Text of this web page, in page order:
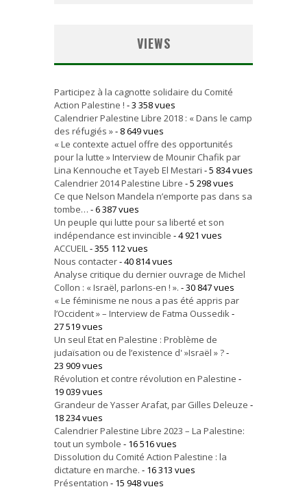
VIEWS
Participez à la cagnotte solidaire du Comité
Action Palestine ! - 3 358 vues
Calendrier Palestine Libre 2018 : « Dans le camp
des réfugiés »- 8 649 vues
« Le contexte actuel offre des opportunités
pour la lutte » Interview de Mounir Chafik par
Lina Kennouche et Tayeb El Mestari - 5 834 vues
Calendrier 2014 Palestine Libre - 5 298 vues
Ce que Nelson Mandela n’emporte pas dans sa
tombe… - 6 387 vues
Un peuple qui lutte pour sa liberté et son
indépendance est invincible - 4 921 vues
ACCUEIL- 355 112 vues
Nous contacter- 40 814 vues
Analyse critique du dernier ouvrage de Michel
Collon : « Israël, parlons-en ! ». - 30 847 vues
« Le féminisme ne nous a pas été appris par
l’Occident » – Interview de Fatma Oussedik-
27 519 vues
Un seul Etat en Palestine : Problème de
judaïsation ou de l’existence d' »Israël » ?-
23 909 vues
Révolution et contre révolution en Palestine -
19 039 vues
Grandeur de Yasser Arafat, par Gilles Deleuze -
18 234 vues
Calendrier Palestine Libre 2023 – La Palestine:
tout un symbole - 16 516 vues
Dissolution du Comité Action Palestine : la
dictature en marche. - 16 313 vues
Présentation - 15 948 vues